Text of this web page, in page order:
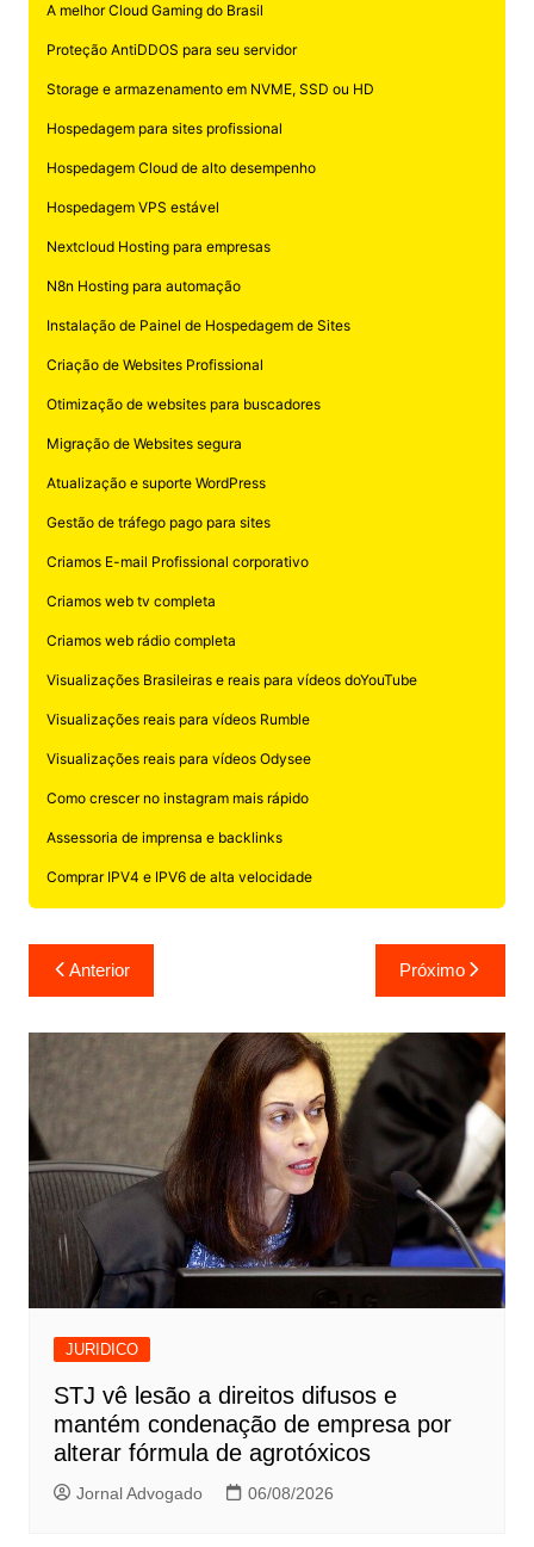
A melhor Cloud Gaming do Brasil
Proteção AntiDDOS para seu servidor
Storage e armazenamento em NVME, SSD ou HD
Hospedagem para sites profissional
Hospedagem Cloud de alto desempenho
Hospedagem VPS estável
Nextcloud Hosting para empresas
N8n Hosting para automação
Instalação de Painel de Hospedagem de Sites
Criação de Websites Profissional
Otimização de websites para buscadores
Migração de Websites segura
Atualização e suporte WordPress
Gestão de tráfego pago para sites
Criamos E-mail Profissional corporativo
Criamos web tv completa
Criamos web rádio completa
Visualizações Brasileiras e reais para vídeos doYouTube
Visualizações reais para vídeos Rumble
Visualizações reais para vídeos Odysee
Como crescer no instagram mais rápido
Assessoria de imprensa e backlinks
Comprar IPV4 e IPV6 de alta velocidade
Navegação
de
Post
Anterior Próximo
JURIDICO
STJ vê lesão a direitos difusos e
mantém condenação de empresa por
alterar fórmula de agrotóxicos
Jornal Advogado 06/08/2026